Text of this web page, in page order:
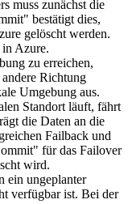
muss zunächst die
bestätigt dies,
gelöscht werden.
Azure.
zu erreichen,
Richtung
Umgebung aus.
Standort läuft, fährt
die Daten an die
Failback und
für das Failover
wird.
ein ungeplanter
verfügbar ist. Bei der